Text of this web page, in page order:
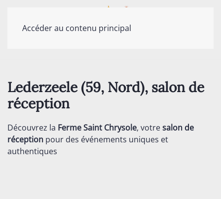
Accéder au contenu principal
Lederzeele (59, Nord), salon de
réception
Découvrez la Ferme Saint Chrysole, votresalon de
réception pour des événements uniques et
authentiques